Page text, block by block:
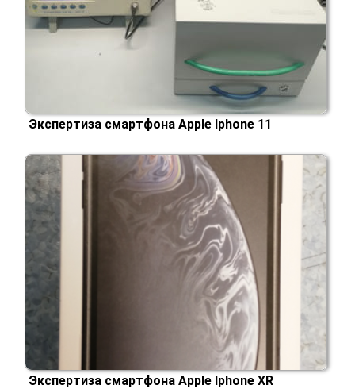
Экспертиза смартфона Apple Iphone 11
Экспертиза смартфона Apple Iphone XR